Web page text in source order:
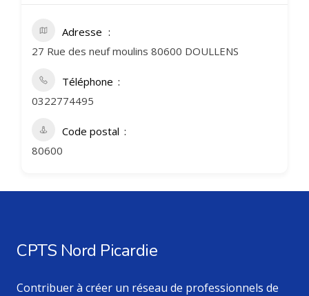
Adresse
27 Rue des neuf moulins 80600 DOULLENS
Téléphone
0322774495
Code postal
80600
CPTS Nord Picardie
Contribuer à créer un réseau de professionnels de